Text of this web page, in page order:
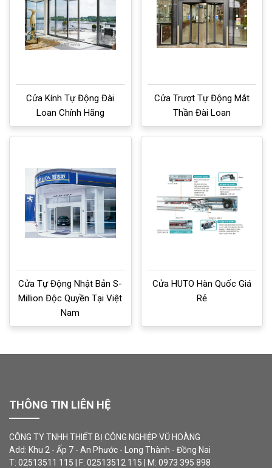
Cửa Kính Tự Động Đài
Loan Chính Hãng
Cửa Trượt Tự Động Mắt
Thần Đài Loan
Cửa Tự Động Nhật Bản S-
Million Độc Quyền Tại Việt
Nam
Cửa HUTO Hàn Quốc Giá
Rẻ
THÔNG TIN LIÊN HỆ
CÔNG TY TNHH THIẾT BỊ CÔNG NGHIỆP VŨ HOÀNG
Add: Khu 2 - Ấp 7 - An Phước - Long Thành - Đồng Nai
T: 02513511 115 | F: 02513512 115 | M: 0973 395 898